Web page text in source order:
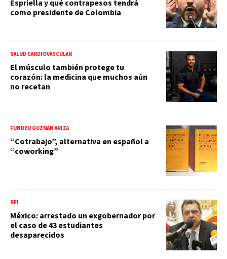
Espriella y qué contrapesos tendrá
como presidente de Colombia
SALUD CARDIOVASCULAR
El músculo también protege tu
corazón: la medicina que muchos aún
no recetan
FUNDÉU GUZMÁN ARIZA
“Cotrabajo”, alternativa en español a
“coworking”
RFI
México: arrestado un exgobernador por
el caso de 43 estudiantes
desaparecidos